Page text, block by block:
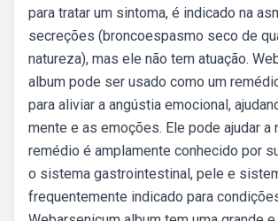
para tratar um sintoma, é indicado na
secreções (broncoespasmo seco de
natureza), mas ele não tem atuação.
album pode ser usado como um
para aliviar a angústia emocional,
mente e as emoções. Ele pode ajudar a
remédio é amplamente conhecido por
o sistema gastrointestinal, pele e
frequentemente indicado para